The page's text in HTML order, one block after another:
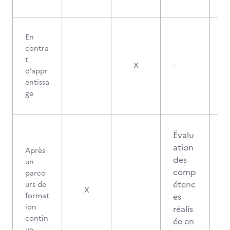
En
contra
t
d’appr
entissa
ge
X -
Après
un
parco
urs de
format
ion
contin
X
Évalu
ation
des
comp
étenc
es
réalis
ée en